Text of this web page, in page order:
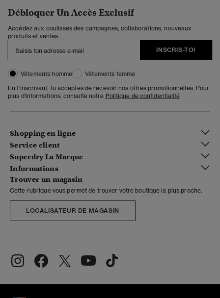
Débloquer Un Accès Exclusif
Accédez aux coulisses des campagnes, collaborations, nouveaux
produits et ventes.
INSCRIS-TOI
Vêtements homme
Vêtements femme
En t'inscrivant, tu acceptes de recevoir nos offres promotionnelles. Pour
plus d'informations, consulte notre Politique de confidentialité
Shopping en ligne
Service client
Superdry La Marque
Informations
Trouver un magasin
Cette rubrique vous permet de trouver votre boutique la plus proche.
LOCALISATEUR DE MAGASIN